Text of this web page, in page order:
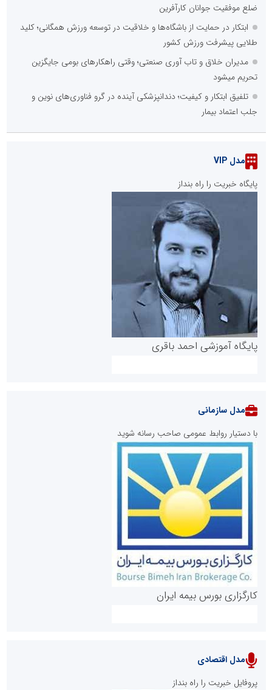
ضلع موفقیت جوانان کارآفرین
ابتکار در حمایت از باشگاه‌ها و خلاقیت در توسعه ورزش همگانی؛ کلید
طلایی پیشرفت ورزش کشور
مدیران خلاق و تاب آوری صنعتی؛ وقتی راهکارهای بومی جایگزین
تحریم میشود
تلفیق ابتکار و کیفیت؛ دندانپزشکی آینده در گرو فناوری‌های نوین و
جلب اعتماد بیمار
مدل VIP
پایگاه خبریت را راه بنداز
پایگاه آموزشی احمد باقری
روابط عمومی خبرگزاری گزارش خبر
پایگاه خبری نهضت ملی مسکن
مدل سازمانی
با دستیار روابط عمومی صاحب رسانه شوید
کارگزاری بورس بیمه ایران
مدل اقتصادی
پروفایل خبریت را راه بنداز